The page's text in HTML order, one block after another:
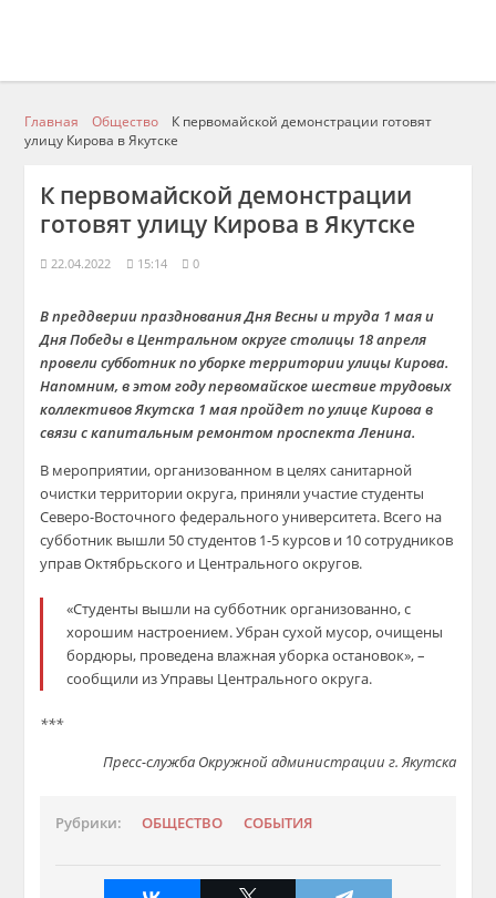
Главная Общество
К первомайской демонстрации готовят
улицу Кирова в Якутске
К первомайской демонстрации
готовят улицу Кирова в Якутске
22.04.2022 15:14 0
В преддверии празднования Дня Весны и труда 1 мая и
Дня Победы в Центральном округе столицы 18 апреля
провели субботник по уборке территории улицы Кирова.
Напомним, в этом году первомайское шествие трудовых
коллективов Якутска 1 мая пройдет по улице Кирова в
связи с капитальным ремонтом проспекта Ленина.
В мероприятии, организованном в целях санитарной
очистки территории округа, приняли участие студенты
Северо-Восточного федерального университета. Всего на
субботник вышли 50 студентов 1-5 курсов и 10 сотрудников
управ Октябрьского и Центрального округов.
«Студенты вышли на субботник организованно, с
хорошим настроением. Убран сухой мусор, очищены
бордюры, проведена влажная уборка остановок», –
сообщили из Управы Центрального округа.
***
Пресс-служба Окружной администрации г. Якутска
Рубрики: ОБЩЕСТВО СОБЫТИЯ